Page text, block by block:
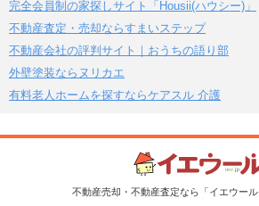
完全会員制の家探しサイト「Housii(ハウシー)」
不動産査定・売却ならすまいステップ
不動産会社の評判サイト｜おうちの語り部
外壁塗装ならヌリカエ
有料老人ホームを探すならケアスル 介護
不動産売却・不動産査定なら「イエウール